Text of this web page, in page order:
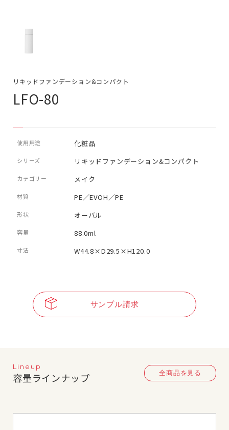
リキッドファンデーション&コンパクト
LFO-80
使用用途 化粧品
シリーズ リキッドファンデーション&コンパクト
カテゴリー メイク
材質 PE／EVOH／PE
形状 オーバル
容量 88.0ml
寸法 W44.8×D29.5×H120.0
サンプル請求
Lineup
容量ラインナップ 全商品を見る